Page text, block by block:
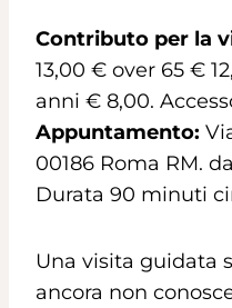
Contributo per la
13,00 € over 65 €
anni € 8,00.
Appuntamento:
00186 Roma RM.
Durata 90 minuti
Una visita guidata
ancora non